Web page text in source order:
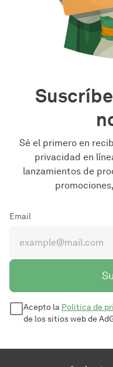
Sé el primero en
privacidad en
lanzamientos de
Email
Acepto la Política de
de los sitios web de